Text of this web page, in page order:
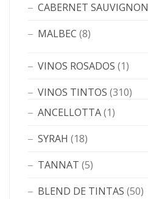
CABERNET SAUVIGNON
MALBEC (8)
VINOS ROSADOS (1)
VINOS TINTOS (310)
ANCELLOTTA(1)
SYRAH (18)
TANNAT (5)
BLEND DE TINTAS (50)